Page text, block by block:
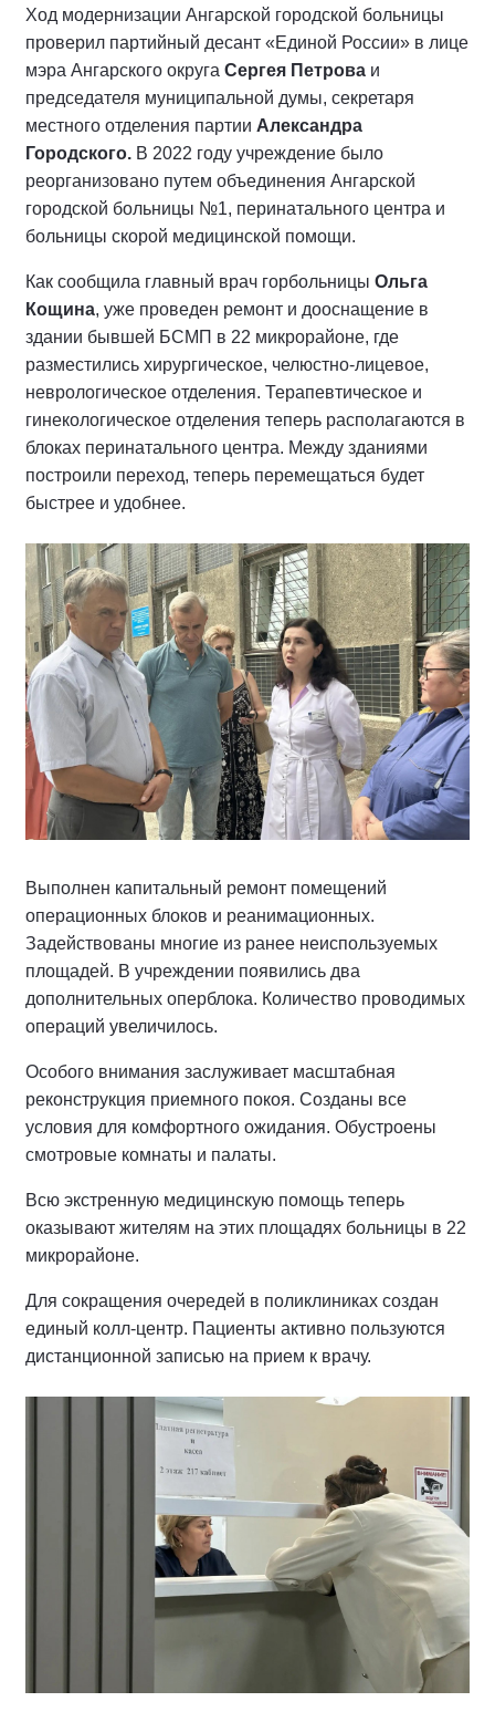
Ход модернизации Ангарской городской больницы
проверил партийный десант «Единой России» в лице
мэра Ангарского округа Сергея Петрова и
председателя муниципальной думы, секретаря
местного отделения партии Александра
Городского. В 2022 году учреждение было
реорганизовано путем объединения Ангарской
городской больницы №1, перинатального центра и
больницы скорой медицинской помощи.
Как сообщила главный врач горбольницы Ольга
Кощина, уже проведен ремонт и дооснащение в
здании бывшей БСМП в 22 микрорайоне, где
разместились хирургическое, челюстно-лицевое,
неврологическое отделения. Терапевтическое и
гинекологическое отделения теперь располагаются в
блоках перинатального центра. Между зданиями
построили переход, теперь перемещаться будет
быстрее и удобнее.
Выполнен капитальный ремонт помещений
операционных блоков и реанимационных.
Задействованы многие из ранее неиспользуемых
площадей. В учреждении появились два
дополнительных оперблока. Количество проводимых
операций увеличилось.
Особого внимания заслуживает масштабная
реконструкция приемного покоя. Созданы все
условия для комфортного ожидания. Обустроены
смотровые комнаты и палаты.
Всю экстренную медицинскую помощь теперь
оказывают жителям на этих площадях больницы в 22
микрорайоне.
Для сокращения очередей в поликлиниках создан
единый колл-центр. Пациенты активно пользуются
дистанционной записью на прием к врачу.